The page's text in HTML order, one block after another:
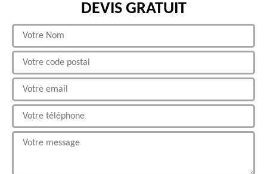
DEVIS GRATUIT